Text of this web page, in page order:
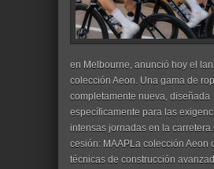
en Melbourne, anunció hoy el
colección Aeon. Una gama de
completamente nueva, diseñada
específicamente para las
intensas jornadas en la
cesión: MAAPLa colección Aeon
técnicas de construcción